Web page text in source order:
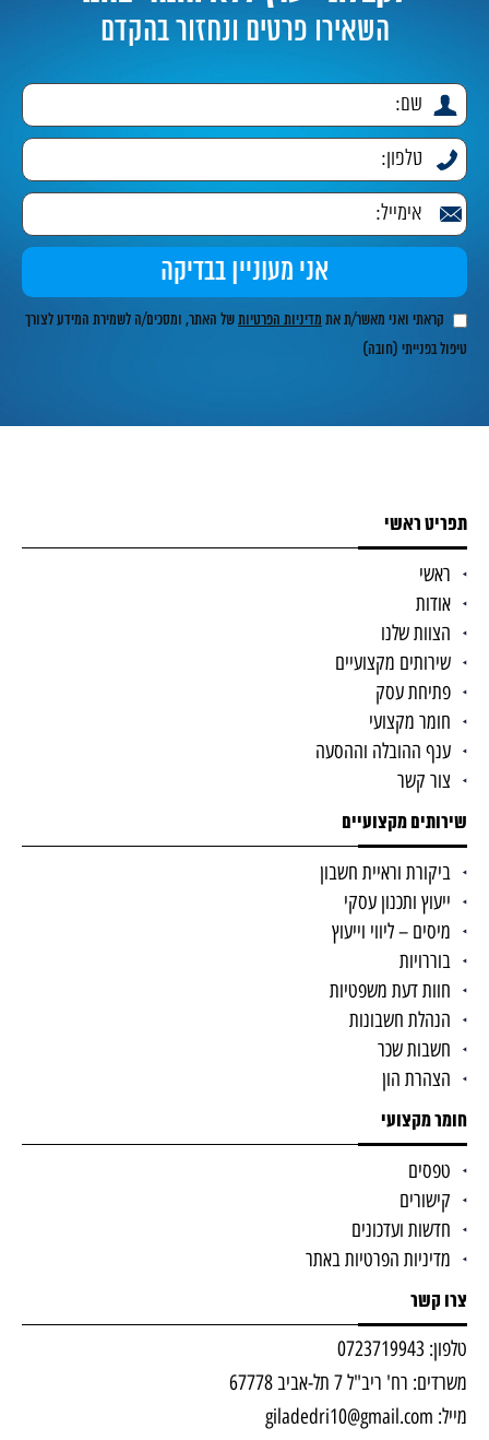
השאירו פרטים ונחזור בהקדם
קראתי ואני מאשר/ת את מדיניות הפרטיותשל האתר, ומסכים/ה לשמירת המידע לצורך
טיפול בפנייתי (חובה)
תפריט ראשי
ראשי
אודות
הצוות שלנו
שירותים מקצועיים
פתיחת עסק
חומר מקצועי
ענף ההובלה וההסעה
צור קשר
שירותים מקצועיים
ביקורת וראיית חשבון
ייעוץ ותכנון עסקי
מיסים – ליווי וייעוץ
בוררויות
חוות דעת משפטיות
הנהלת חשבונות
חשבות שכר
הצהרת הון
חומר מקצועי
טפסים
קישורים
חדשות ועדכונים
מדיניות הפרטיות באתר
צרו קשר
טלפון: 0723719943
משרדים: רח' ריב"ל 7 תל-אביב 67778
מייל: giladedri10@gmail.com